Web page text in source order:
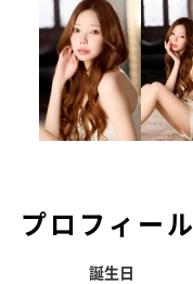
プロフィール
誕生日